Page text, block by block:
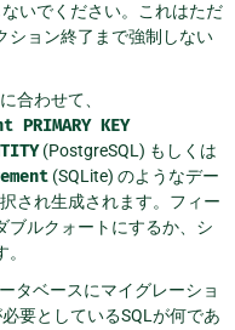
いでください。これはただ
ション終了まで強制しない
合わせて、
PRIMARY KEY
(PostgreSQL) もしくは
(SQLite) のようなデー
され生成されます。フィー
ブルクォートにするか、シ
タベースにマイグレーショ
要としているSQLが何であ